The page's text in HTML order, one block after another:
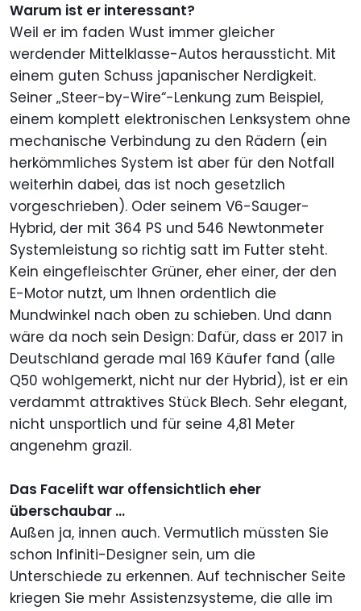
Warum ist er interessant?
Weil er im faden Wust immer gleicher
werdender Mittelklasse-Autos heraussticht. Mit
einem guten Schuss japanischer Nerdigkeit.
Seiner „Steer-by-Wire“-Lenkung zum Beispiel,
einem komplett elektronischen Lenksystem ohne
mechanische Verbindung zu den Rädern (ein
herkömmliches System ist aber für den Notfall
weiterhin dabei, das ist noch gesetzlich
vorgeschrieben). Oder seinem V6-Sauger-
Hybrid, der mit 364 PS und 546 Newtonmeter
Systemleistung so richtig satt im Futter steht.
Kein eingefleischter Grüner, eher einer, der den
E-Motor nutzt, um Ihnen ordentlich die
Mundwinkel nach oben zu schieben. Und dann
wäre da noch sein Design: Dafür, dass er 2017 in
Deutschland gerade mal 169 Käufer fand (alle
Q50 wohlgemerkt, nicht nur der Hybrid), ist er ein
verdammt attraktives Stück Blech. Sehr elegant,
nicht unsportlich und für seine 4,81 Meter
angenehm grazil.
Das Facelift war offensichtlich eher
überschaubar ...
Außen ja, innen auch. Vermutlich müssten Sie
schon Infiniti-Designer sein, um die
Unterschiede zu erkennen. Auf technischer Seite
kriegen Sie mehr Assistenzsysteme, die alle im